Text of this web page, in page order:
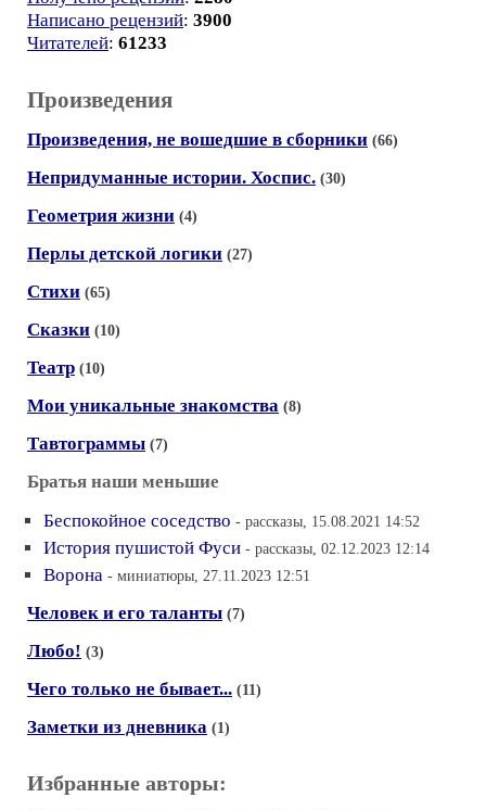
Написано рецензий: 3900
Читателей: 61233
Произведения
Произведения, не вошедшие в сборники (66)
Непридуманные истории. Хоспис. (30)
Геометрия жизни (4)
Перлы детской логики (27)
Стихи (65)
Сказки (10)
Театр (10)
Мои уникальные знакомства (8)
Тавтограммы (7)
Братья наши меньшие
Беспокойное соседство - рассказы, 15.08.2021 14:52
История пушистой Фуси - рассказы, 02.12.2023 12:14
Ворона - миниатюры, 27.11.2023 12:51
Человек и его таланты (7)
Любо! (3)
Чего только не бывает... (11)
Заметки из дневника (1)
Избранные авторы: